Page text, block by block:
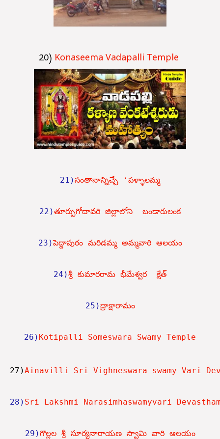
20) Konaseema Vadapalli Temple
21)సంతానాన్నిచ్చే ‘పళ్ళాలమ్మ
22)తూర్పుగోదావరి జిల్లాలోని  బండారులంక
23)పెద్దాపురం మరిడమ్మ అమ్మవారి ఆలయం
24)శ్రీ కుమారరామ భీమేశ్వర  క్షేత్
25)ద్రాక్షారామం
26) Kotipalli Someswara Swamy Temple
27)Ainavilli Sri Vighneswara swamy Vari
28) Sri Lakshmi Narasimhaswamyvari
29)గొల్లల శ్రీ సూర్యనారాయణ స్వామి వారి ఆలయం